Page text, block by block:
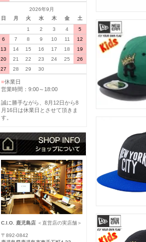
2026年9月
日
月 火 水 木 金
土
1
2 3 4
5
6
7 8 9 10 11
12
13
14 15 16 17 18
19
20
21 22 23 24 25
26
27
28 29 30
■休業日
営業時間：9:00～18:00
誠に勝手ながら、8月12日から8
月16日は休業日とさせて頂きま
す。
C.I.O. 鹿児島店 ＜直営店の実店舗＞
〒892-0842